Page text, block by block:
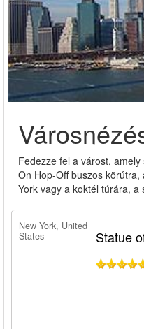
Fedezze fel a várost,
On Hop-Off buszos
York vagy a koktél túrára,
New York, United
States
Statue